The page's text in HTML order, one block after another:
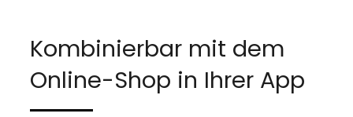
Kombinierbar mit dem
Online-Shop in Ihrer App